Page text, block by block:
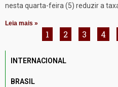
nesta quarta-feira (5) reduzir a
Leia mais »
1 2 3 4
INTERNACIONAL
BRASIL